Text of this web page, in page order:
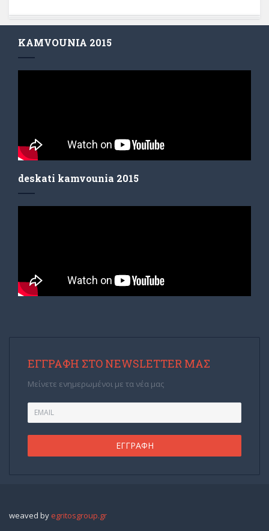
KAMVOUNIA 2015
deskati kamvounia 2015
ΕΓΓΡΑΦΉ ΣΤΟ NEWSLETTER ΜΑΣ
Μείνετε ενημερωμένοι με τα νέα μας
weaved by egritosgroup.gr